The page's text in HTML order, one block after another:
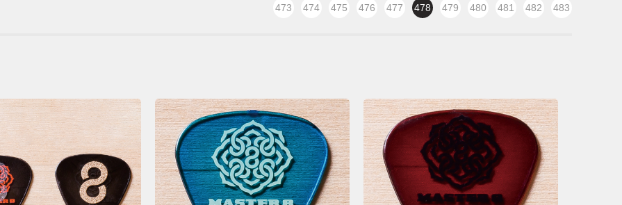
473 474 475 476 477 478 479 480 481 482 483